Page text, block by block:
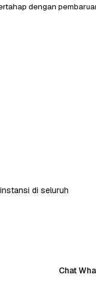
dengan
di seluruh
Chat